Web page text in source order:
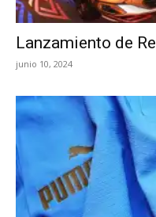
Lanzamiento de
junio 10, 2024